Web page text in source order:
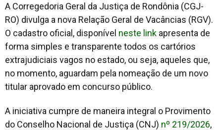
A Corregedoria Geral da Justiça de Rondônia (CGJ-
RO) divulga a nova Relação Geral de Vacâncias (RGV).
O cadastro oficial, disponível neste link apresenta de
forma simples e transparente todos os cartórios
extrajudiciais vagos no estado, ou seja, aqueles que,
no momento, aguardam pela nomeação de um novo
titular aprovado em concurso público.
A iniciativa cumpre de maneira integral o Provimento
do Conselho Nacional de Justiça (CNJ) nº 219/2026,